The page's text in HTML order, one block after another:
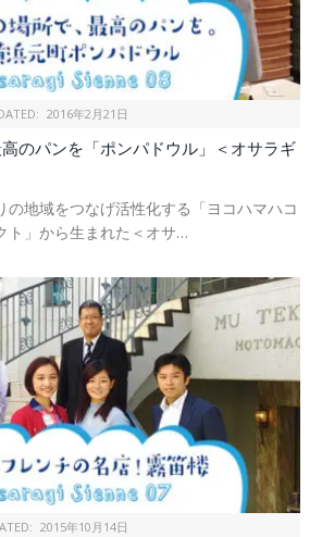
2016年2月21日
のパンを「ポンパドウル」＜オサラギ
の地域をつなげ活性化する「ヨコハマハコ
ト」から生まれた＜オサ…
2015年10月14日